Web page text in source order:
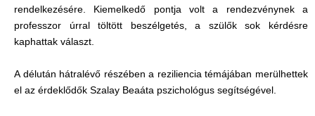
rendelkezésére. Kiemelkedő pontja volt a rendezvénynek a
professzor úrral töltött beszélgetés, a szülők sok kérdésre
kaphattak választ.
A délután hátralévő részében a reziliencia témájában merülhettek
el az érdeklődők Szalay Beaáta pszichológus segítségével.